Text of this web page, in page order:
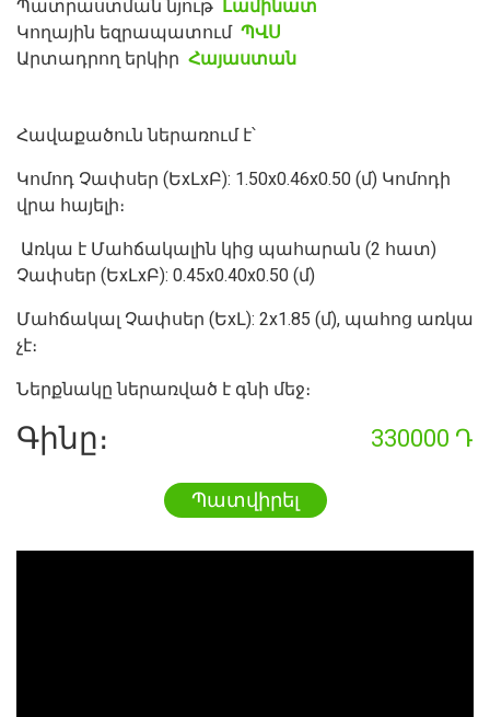
Պատրաստման նյութ Լամինատ
Կողային եզրապատում ՊՎՍ
Արտադրող երկիր Հայաստան
Հավաքածուն ներառում է՝
Կոմոդ Չափսեր (ԵxԼxԲ): 1.50x0.46x0.50 (մ) Կոմոդի
վրա հայելի։
Առկա է Մահճակալին կից պահարան (2 հատ)
Չափսեր (ԵxԼxԲ): 0.45x0.40x0.50 (մ)
Մահճակալ Չափսեր (ԵxԼ): 2x1.85 (մ), պահոց առկա
չէ։
Ներքնակը ներառված է գնի մեջ։
Գինը։ 330000 Դ
Պատվիրել